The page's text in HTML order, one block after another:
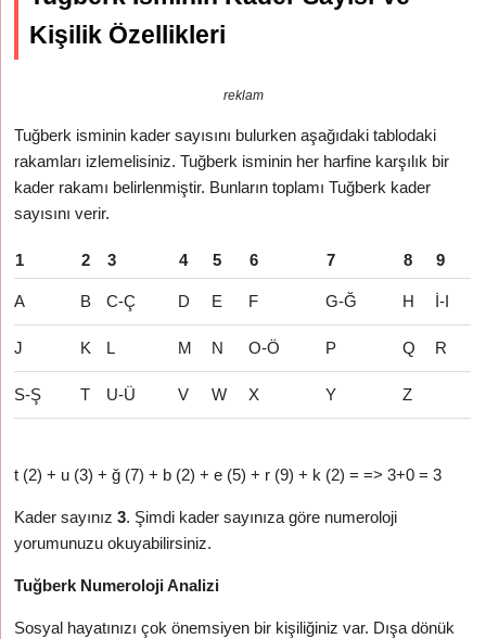
Kişilik Özellikleri
reklam
Tuğberk isminin kader sayısını bulurken aşağıdaki tablodaki
rakamları izlemelisiniz. Tuğberk isminin her harfine karşılık bir
kader rakamı belirlenmiştir. Bunların toplamı Tuğberk kader
sayısını verir.
1 2 3 4 5 6 7 8 9
A B C-Ç D E F G-Ğ H İ-I
J K L M N O-Ö P Q R
S-Ş T U-Ü V W X Y Z
t (2) + u (3) + ğ (7) + b (2) + e (5) + r (9) + k (2) = => 3+0 = 3
Kader sayınız3. Şimdi kader sayınıza göre numeroloji
yorumunuzu okuyabilirsiniz.
Tuğberk Numeroloji Analizi
Sosyal hayatınızı çok önemsiyen bir kişiliğiniz var. Dışa dönük